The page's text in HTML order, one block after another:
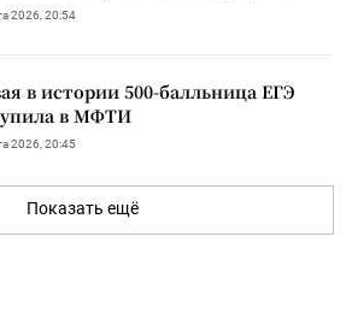
2026, 20:54
в истории 500-балльница ЕГЭ
в МФТИ
2026, 20:45
Показать ещё